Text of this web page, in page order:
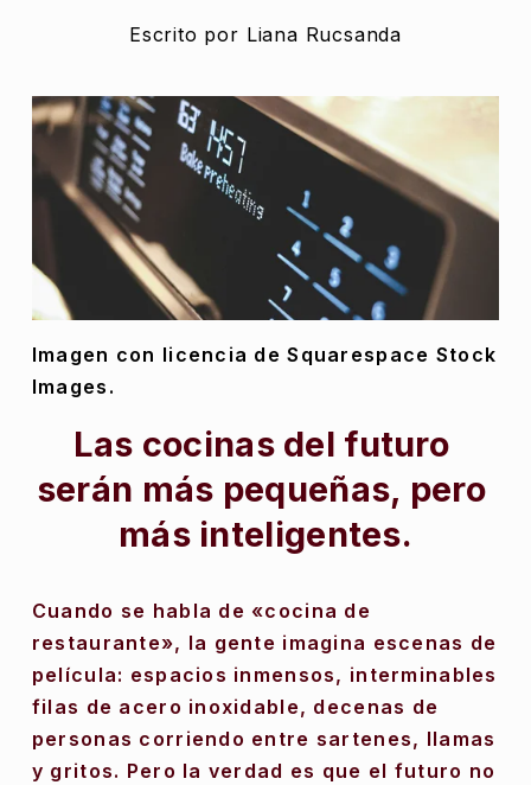
Escrito por Liana Rucsanda
Imagen con licencia de Squarespace Stock
Images.
Las cocinas del futuro
serán más pequeñas, pero
más inteligentes.
Cuando se habla de «cocina de
restaurante», la gente imagina escenas de
película: espacios inmensos, interminables
filas de acero inoxidable, decenas de
personas corriendo entre sartenes, llamas
y gritos. Pero la verdad es que el futuro no